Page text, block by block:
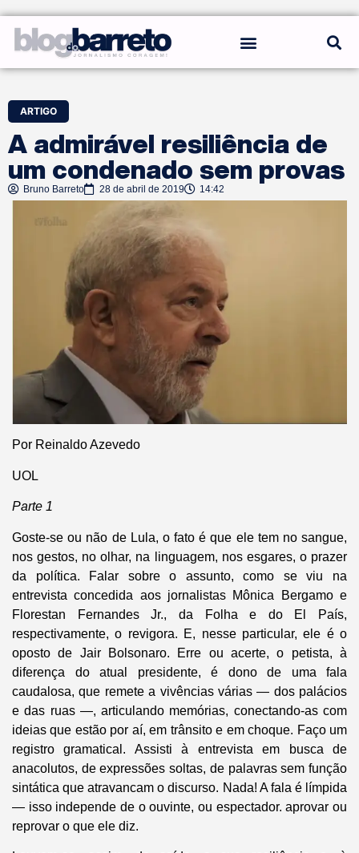
ARTIGO
A admirável resiliência de
um condenado sem provas
Bruno Barreto 28 de abril de 2019 14:42
Por Reinaldo Azevedo
UOL
Parte 1
Goste-se ou não de Lula, o fato é que ele tem no sangue,
nos gestos, no olhar, na linguagem, nos esgares, o prazer
da política. Falar sobre o assunto, como se viu na
entrevista concedida aos jornalistas Mônica Bergamo e
Florestan Fernandes Jr., da Folha e do El País,
respectivamente, o revigora. E, nesse particular, ele é o
oposto de Jair Bolsonaro. Erre ou acerte, o petista, à
diferença do atual presidente, é dono de uma fala
caudalosa, que remete a vivências várias — dos palácios
e das ruas —, articulando memórias, conectando-as com
ideias que estão por aí, em trânsito e em choque. Faço um
registro gramatical. Assisti à entrevista em busca de
anacolutos, de expressões soltas, de palavras sem função
sintática que atravancam o discurso. Nada! A fala é límpida
— isso independe de o ouvinte, ou espectador. aprovar ou
reprovar o que ele diz.